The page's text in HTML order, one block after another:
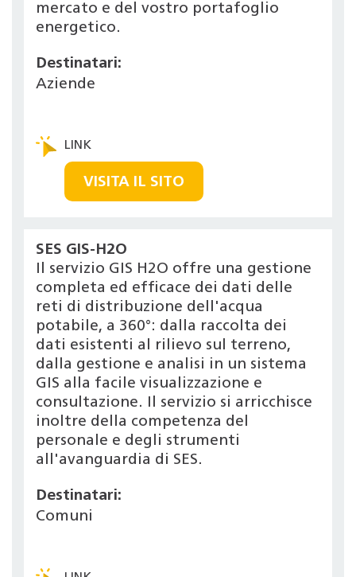
mercato e del vostro portafoglio
energetico.
Destinatari:
Aziende
VISITA IL SITO
SES GIS-H2O
Il servizio GIS H2O offre una gestione
completa ed efficace dei dati delle
reti di distribuzione dell'acqua
potabile, a 360°: dalla raccolta dei
dati esistenti al rilievo sul terreno,
dalla gestione e analisi in un sistema
GIS alla facile visualizzazione e
consultazione. Il servizio si arricchisce
inoltre della competenza del
personale e degli strumenti
all'avanguardia di SES.
Destinatari:
Comuni